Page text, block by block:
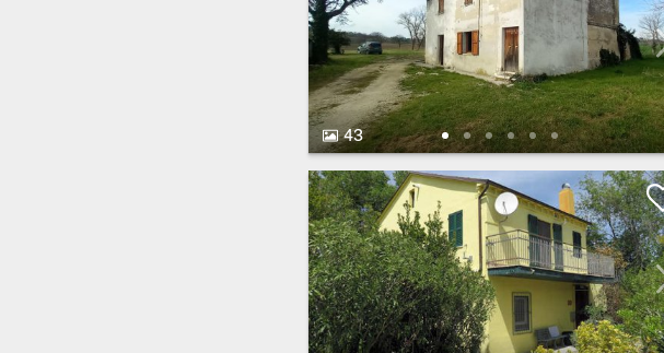
43
43 Foto.